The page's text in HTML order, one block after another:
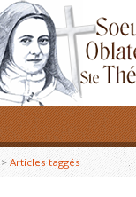
> Articles taggés